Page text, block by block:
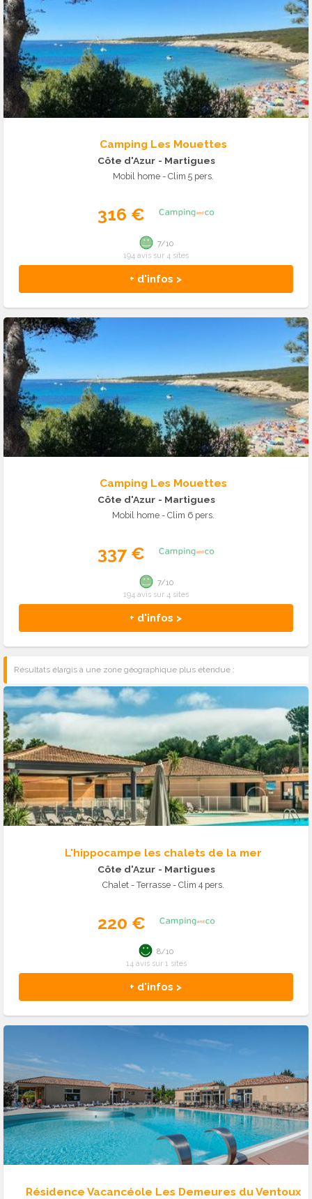
Camping Les Mouettes
Côte d'Azur - Martigues
Mobil home - Clim 5 pers.
316 €
+ d'infos >
7/10
194 avis sur 4 sites
Camping Les Mouettes
Côte d'Azur - Martigues
Mobil home - Clim 6 pers.
337 €
+ d'infos >
7/10
194 avis sur 4 sites
Résultats élargis à une zone géographique plus étendue :
L'hippocampe les chalets de la mer
Côte d'Azur - Martigues
Chalet - Terrasse - Clim 4 pers.
220 €
+ d'infos >
8/10
14 avis sur 1 sites
Résidence Vacancéole Les Demeures du Ventoux